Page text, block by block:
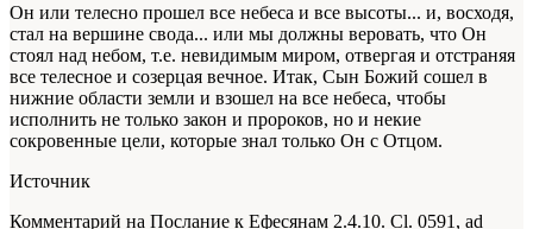
Он или телесно прошел все небеса и все высоты... и, восходя,
стал на вершине свода... или мы должны веровать, что Он
стоял над небом, т.е. невидимым миром, отвергая и отстраняя
все телесное и созерцая вечное. Итак, Сын Божий сошел в
нижние области земли и взошел на все небеса, чтобы
исполнить не только закон и пророков, но и некие
сокровенные цели, которые знал только Он с Отцом.
Источник
Комментарий на Послание к Ефесянам 2.4.10. Cl. 0591, ad